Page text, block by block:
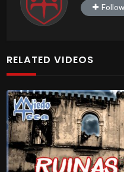
Follow
RELATED VIDEOS